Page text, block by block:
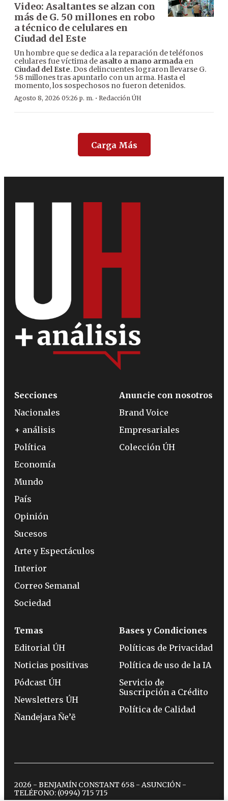
Video: Asaltantes se alzan con
más de G. 50 millones en robo
a técnico de celulares en
Ciudad del Este
Un hombre que se dedica a la reparación de teléfonos
celulares fue víctima de asalto a mano armada en
Ciudad del Este. Dos delincuentes lograron llevarse G.
58 millones tras apuntarlo con un arma. Hasta el
momento, los sospechosos no fueron detenidos.
Agosto 8, 2026 05:26 p. m. · Redacción ÚH
Carga Más
Secciones
Nacionales
+ análisis
Política
Economía
Mundo
País
Opinión
Sucesos
Arte y Espectáculos
Interior
Correo Semanal
Sociedad
Anuncie con nosotros
Brand Voice
Empresariales
Colección ÚH
Temas
Editorial ÚH
Noticias positivas
Pódcast ÚH
Newsletters ÚH
Ñandejara Ñe’ẽ
Bases y Condiciones
Políticas de Privacidad
Política de uso de la IA
Servicio de
Suscripción a Crédito
Política de Calidad
2026 - BENJAMÍN CONSTANT 658 - ASUNCIÓN -
TELÉFONO: (0994) 715 715